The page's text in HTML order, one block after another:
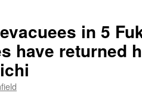
in 5
have returned